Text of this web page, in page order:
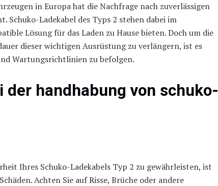
in Europa hat die Nachfrage nach zuverlässigen
Schuko-Ladekabel des Typs 2 stehen dabei im
Lösung für das Laden zu Hause bieten. Doch um die
dieser wichtigen Ausrüstung zu verlängern, ist es
Wartungsrichtlinien zu befolgen.
handhabung von schuko-
Ihres Schuko-Ladekabels Typ 2 zu gewährleisten, ist
Achten Sie auf Risse, Brüche oder andere